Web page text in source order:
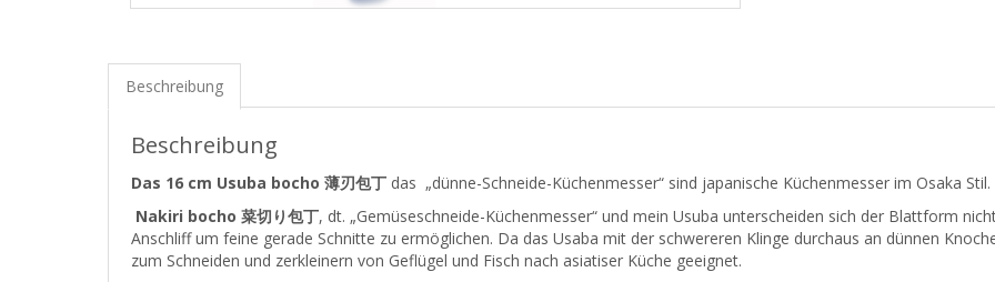
Beschreibung
Beschreibung
Das 16 cm Usuba bocho 薄刃包丁 das „dünne-Schneide-Küchenmesser“ sind japanische Küchenmesser im Osaka Stil.
Nakiri bocho 菜切り包丁, dt. „Gemüseschneide-Küchenmesser“ und mein Usuba unterscheiden sich der Blattform
Anschliff um feine gerade Schnitte zu ermöglichen. Da das Usaba mit der schwereren Klinge durchaus an dünnen
zum Schneiden und zerkleinern von Geflügel und Fisch nach asiatiser Küche geeignet.